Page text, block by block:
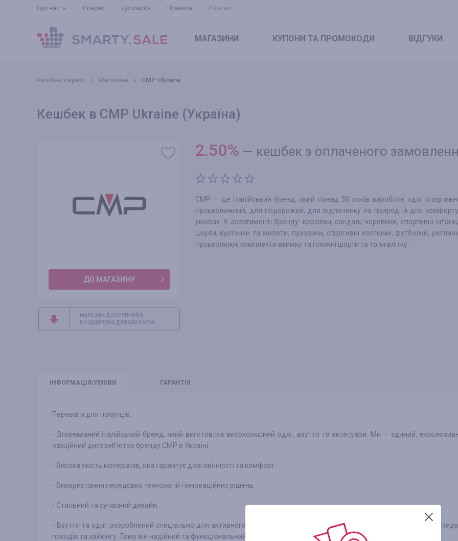
Про нас Новини Допомога Правила Плагіни
МАГАЗИНИ КУПОНИ ТА ПРОМОКОДИ ВІДГУКИ
Кешбек сервіс Магазини CMP Ukraine
Кешбек в CMP Ukraine (Україна)
ДО МАГАЗИНУ
МАГАЗИН ДОСТУПНИЙ В
РОЗШИРЕННІ ДЛЯ БРАУЗЕРА
2.50% — кешбек з оплаченого
СМР — це італійський бренд, який понад 50 років виробляє одяг
гірськолижний, для подорожей, для відпочинку на природі й для
умовах. В асортименті бренду: кросівки, сандалі, черевики, спортивні
шорти, курточки та жилети, пуховики, спортивні костюми, футболки,
гірськолижні комплекти взимку та пляжні шорти та топи влітку.
ІНФО РМАЦІЯ/УМОВИ ГАРАНТІЯ
Переваги для покупців:
- Впізнаваний італійський бренд, який виготовляє високоякісний одяг, взуття та аксесуари. Ми — єдиний,
офіційний дистриб'ютор бренду СМР в Україні.
- Висока якість матеріалів, яка гарантує довговічності та комфорт.
- Використання передових технологій і інноваційних рішень.
- Стильний та сучасний дизайн.
- Взуття та одяг розроблений спеціально для активного відпочинку та видів спорту: катання на лижах та
походів та хайкінгу. Тому він надійний та функціональний.